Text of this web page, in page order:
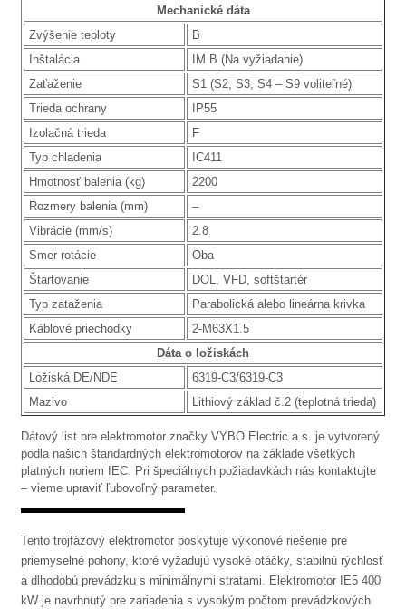
Mechanické dáta
Zvýšenie teploty
B
Inštalácia
IM B (Na vyžiadanie)
Zaťaženie
S1 (S2, S3, S4 – S9 voliteľné)
Trieda ochrany
IP55
Izolačná trieda
F
Typ chladenia
IC411
Hmotnosť balenia (kg)
2200
Rozmery balenia (mm)
–
Vibrácie (mm/s)
2.8
Smer rotácie
Oba
Štartovanie
DOL, VFD, softštartér
Typ zataženia
Parabolická alebo lineárna krivka
Káblové priechodky
2-M63X1.5
Dáta o ložiskách
Ložiská DE/NDE
6319-C3/6319-C3
Mazivo
Lithiový základ č.2 (teplotná trieda)
Dátový list pre elektromotor značky VYBO Electric a.s. je vytvorený
podla našich štandardných elektromotorov na základe všetkých
platných noriem IEC. Pri špeciálnych požiadavkách nás kontaktujte
– vieme upraviť ľubovoľný parameter.
Tento trojfázový elektromotor poskytuje výkonové riešenie pre
priemyselné pohony, ktoré vyžadujú vysoké otáčky, stabilnú rýchlosť
a dlhodobú prevádzku s minimálnymi stratami. Elektromotor IE5 400
kW je navrhnutý pre zariadenia s vysokým počtom prevádzkových